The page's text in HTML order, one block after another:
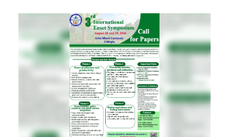
ADMINISTRATION
OFFICES
REGISTRAR